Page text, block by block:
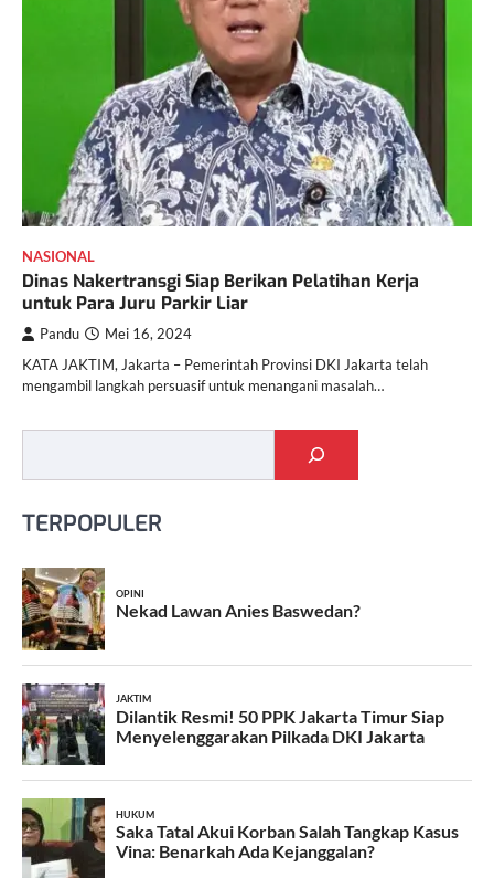
NASIONAL
Dinas Nakertransgi Siap Berikan Pelatihan Kerja
untuk Para Juru Parkir Liar
Pandu Mei 16, 2024
KATA JAKTIM, Jakarta – Pemerintah Provinsi DKI Jakarta telah
mengambil langkah persuasif untuk menangani masalah…
TERPOPULER